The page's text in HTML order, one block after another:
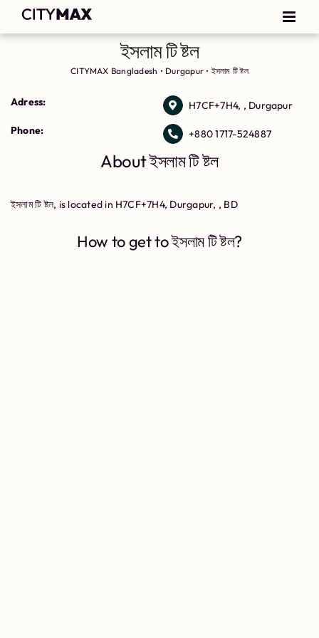
ইসলাম টি ষ্টল
CITYMAX Bangladesh • Durgapur •ইসলাম টি ষ্টল
Adress:
H7CF+7H4, , Durgapur
Phone:
+880 1717-524887
About ইসলাম টি ষ্টল
ইসলাম টি ষ্টল, is located in H7CF+7H4, Durgapur, , BD
How to get to ইসলাম টি ষ্টল?